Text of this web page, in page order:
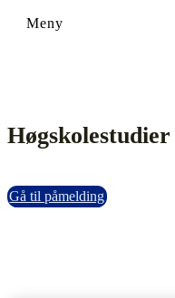
Gå til påmelding